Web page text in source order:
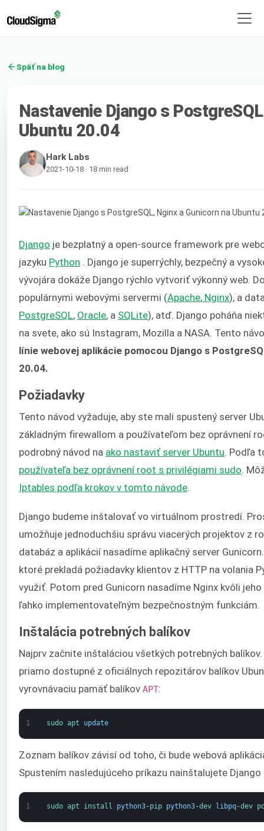
Späť na blog
Nastavenie Django s
Ubuntu 20.04
Hark Labs
2021-10-18 · 18 min read
Django je bezplatný a open-source framework pre
jazyku Python . Django je superrýchly, bezpečný a
vývojára dokáže Django rýchlo vytvoriť výkonný web.
populárnymi webovými servermi (Apache, Nginx), a
PostgreSQL, Oracle, a SQLite), atď. Django poháňa
na svete, ako sú Instagram, Mozilla a NASA. Tento
línie webovej aplikácie pomocou Django s
20.04.
Požiadavky
Tento návod vyžaduje, aby ste mali spustený server
základným firewallom a používateľom bez oprávnení
podrobný návod na ako nastaviť server Ubuntu. Podľa
používateľa bez oprávnení root s privilégiami sudo.
Iptables podľa krokov v tomto návode.
Django budeme inštalovať vo virtuálnom prostredí.
umožňuje jednoduchšiu správu viacerých projektov z
databáz a aplikácií nasadíme aplikačný server
ktoré prekladá požiadavky klientov z HTTP na volania
využiť. Potom pred Gunicorn nasadíme Nginx kvôli
ľahko implementovateľným bezpečnostným funkciám.
Inštalácia potrebných balíkov
Najprv začnite inštaláciou všetkých potrebných
priamo dostupné z oficiálnych repozitárov balíkov
vyrovnávaciu pamäť balíkov APT:
1 sudo apt update
Zoznam balíkov závisí od toho, či bude webová
Spustením nasledujúceho príkazu nainštalujete
1 sudo apt install python3-pip python3-dev libpq-dev